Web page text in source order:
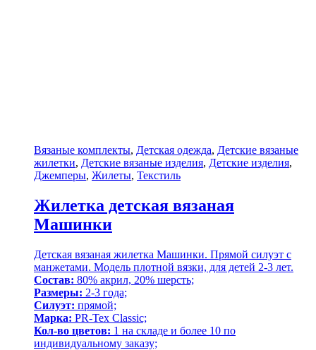
Вязаные комплекты, Детская одежда, Детские вязаные
жилетки, Детские вязаные изделия, Детские изделия,
Джемперы, Жилеты, Текстиль
Жилетка детская вязаная
Машинки
Детская вязаная жилетка Машинки. Прямой силуэт с
манжетами. Модель плотной вязки, для детей 2-3 лет.
Состав: 80% акрил, 20% шерсть;
Размеры: 2-3 года;
Силуэт: прямой;
Марка: PR-Tex Classic;
Кол-во цветов: 1 на складе и более 10 по
индивидуальному заказу;